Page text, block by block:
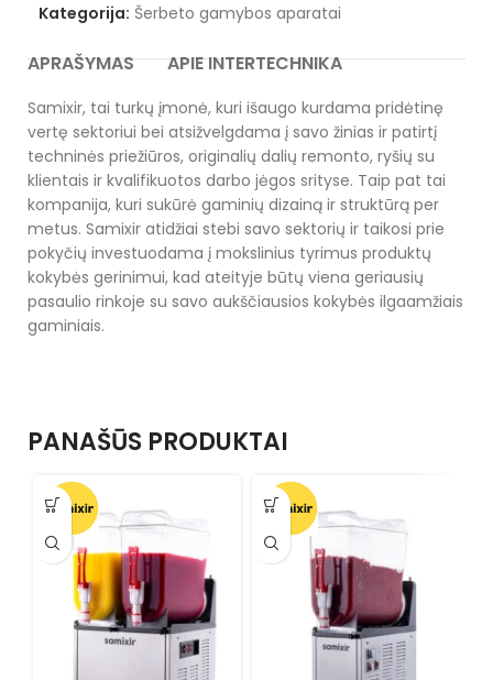
Kategorija: Šerbeto gamybos aparatai
APRAŠYMAS APIE INTERTECHNIKA
Samixir, tai turkų įmonė, kuri išaugo kurdama pridėtinę
vertę sektoriui bei atsižvelgdama į savo žinias ir patirtį
techninės priežiūros, originalių dalių remonto, ryšių su
klientais ir kvalifikuotos darbo jėgos srityse. Taip pat tai
kompanija, kuri sukūrė gaminių dizainą ir struktūrą per
metus. Samixir atidžiai stebi savo sektorių ir taikosi prie
pokyčių investuodama į mokslinius tyrimus produktų
kokybės gerinimui, kad ateityje būtų viena geriausių
pasaulio rinkoje su savo aukščiausios kokybės ilgaamžiais
gaminiais.
PANAŠŪS PRODUKTAI